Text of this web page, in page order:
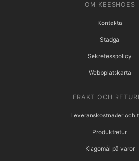
OM KEESHOES
Kontakta
Stadga
Sekretesspolicy
Webbplatskarta
FRAKT OCH
Leveranskostnader och
Produktretur
Klagomål på varor